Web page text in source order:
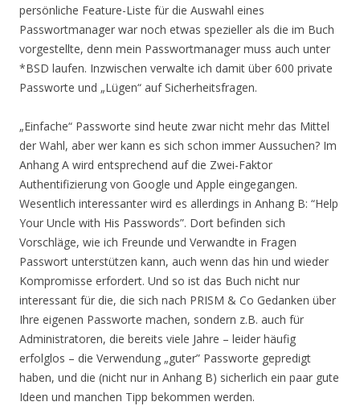
persönliche Feature-Liste für die Auswahl eines
Passwortmanager war noch etwas spezieller als die im Buch
vorgestellte, denn mein Passwortmanager muss auch unter
*BSD laufen. Inzwischen verwalte ich damit über 600 private
Passworte und „Lügen“ auf Sicherheitsfragen.
„Einfache“ Passworte sind heute zwar nicht mehr das Mittel
der Wahl, aber wer kann es sich schon immer Aussuchen? Im
Anhang A wird entsprechend auf die Zwei-Faktor
Authentifizierung von Google und Apple eingegangen.
Wesentlich interessanter wird es allerdings in Anhang B: “Help
Your Uncle with His Passwords”. Dort befinden sich
Vorschläge, wie ich Freunde und Verwandte in Fragen
Passwort unterstützen kann, auch wenn das hin und wieder
Kompromisse erfordert. Und so ist das Buch nicht nur
interessant für die, die sich nach PRISM & Co Gedanken über
Ihre eigenen Passworte machen, sondern z.B. auch für
Administratoren, die bereits viele Jahre – leider häufig
erfolglos – die Verwendung „guter” Passworte gepredigt
haben, und die (nicht nur in Anhang B) sicherlich ein paar gute
Ideen und manchen Tipp bekommen werden.